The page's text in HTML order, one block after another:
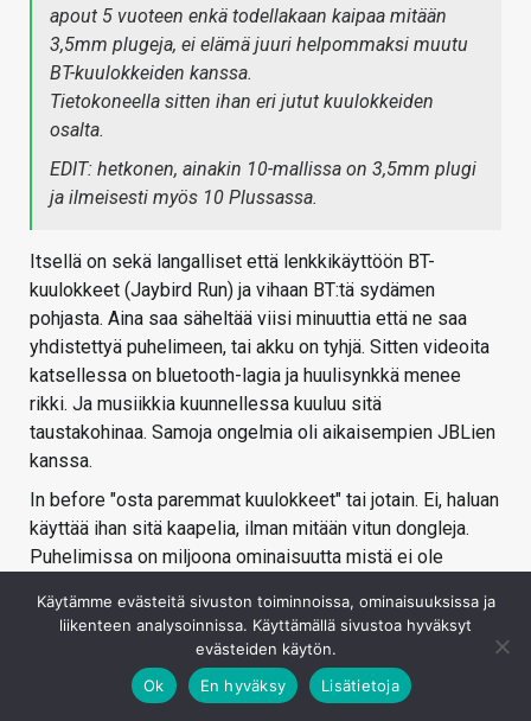
apout 5 vuoteen enkä todellakaan kaipaa mitään
3,5mm plugeja, ei elämä juuri helpommaksi muutu
BT-kuulokkeiden kanssa.
Tietokoneella sitten ihan eri jutut kuulokkeiden
osalta.
EDIT: hetkonen, ainakin 10-mallissa on 3,5mm plugi
ja ilmeisesti myös 10 Plussassa.
Itsellä on sekä langalliset että lenkkikäyttöön BT-
kuulokkeet (Jaybird Run) ja vihaan BT:tä sydämen
pohjasta. Aina saa säheltää viisi minuuttia että ne saa
yhdistettyä puhelimeen, tai akku on tyhjä. Sitten videoita
katsellessa on bluetooth-lagia ja huulisynkkä menee
rikki. Ja musiikkia kuunnellessa kuuluu sitä
taustakohinaa. Samoja ongelmia oli aikaisempien JBLien
kanssa.
In before "osta paremmat kuulokkeet" tai jotain. Ei, haluan
käyttää ihan sitä kaapelia, ilman mitään vitun dongleja.
Puhelimissa on miljoona ominaisuutta mistä ei ole
sormenjälkilukija, ihan turha), älkää viekö kuulokeliitäntää
sen takia pois (Oneplus..).
Kirjaudu sisään vastataksesi
Käytämme evästeitä sivuston toiminnoissa, ominaisuuksissa ja
liikenteen analysoinnissa. Käyttämällä sivustoa hyväksyt
evästeiden käytön.
Ok
En hyväksy Lisätietoja